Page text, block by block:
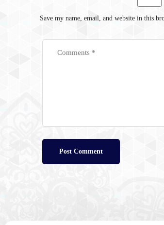
Save my name, email, and website in this